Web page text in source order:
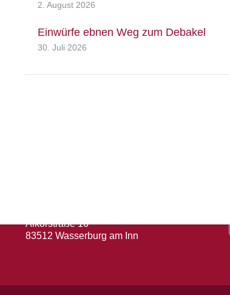
2. August 2026
Einwürfe ebnen Weg zum Debakel
30. Juli 2026
Alkorstraße 16
83512 Wasserburg am Inn